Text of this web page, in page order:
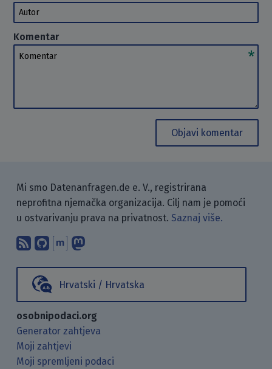
Autor
Komentar
Komentar
Objavi komentar
Mi smo Datenanfragen.de e. V., registrirana
neprofitna njemačka organizacija. Cilj nam je pomoći
u ostvarivanju prava na privatnost. Saznaj više.
Pretplati se na naš blog koristeći
Pronađi nas na GitHubu.
Raspravljaj s nama putem
Hrvatski / Hrvatska
osobnipodaci.org
Generator zahtjeva
Moji zahtjevi
Moji spremljeni podaci